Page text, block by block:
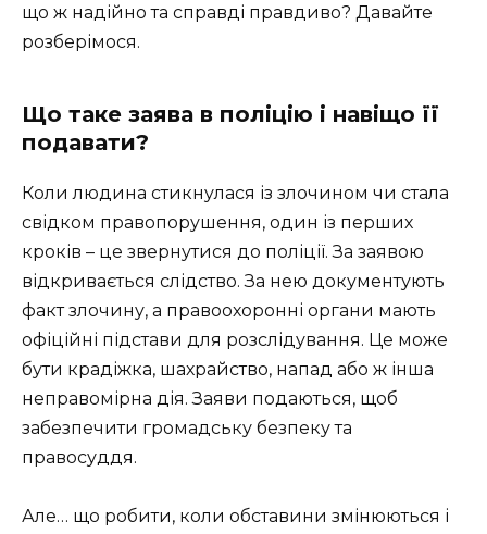
що ж надійно та справді правдиво? Давайте
розберімося.
Що таке заява в поліцію і навіщо її
подавати?
Коли людина стикнулася із злочином чи стала
свідком правопорушення, один із перших
кроків – це звернутися до поліції. За заявою
відкривається слідство. За нею документують
факт злочину, а правоохоронні органи мають
офіційні підстави для розслідування. Це може
бути крадіжка, шахрайство, напад або ж інша
неправомірна дія. Заяви подаються, щоб
забезпечити громадську безпеку та
правосуддя.
Але… що робити, коли обставини змінюються і